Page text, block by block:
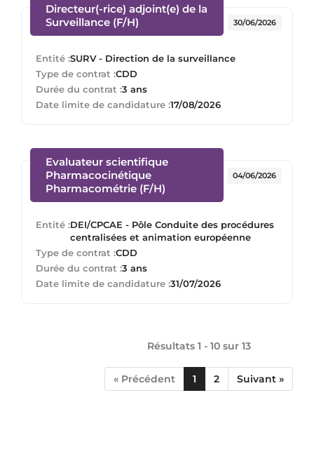
Directeur(-rice) adjoint(e) de la
Surveillance (F/H)
Entité :SURV - Direction de la surveillance
Type de contrat :CDD
Durée du contrat :3 ans
30/06/2026
Date limite de candidature :17/08/2026
Evaluateur scientifique
Pharmacocinétique
Pharmacométrie (F/H)
Entité :DEI/CPCAE - Pôle Conduite des procédures
centralisées et animation européenne
Type de contrat :CDD
Durée du contrat :3 ans
04/06/2026
Date limite de candidature :31/07/2026
Résultats 1 - 10 sur 13
« Précédent 1 2 Suivant »